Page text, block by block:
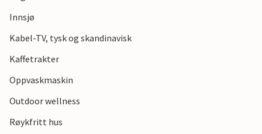
kysten.
Innsjø
Kabel-TV, tysk og skandinavisk
Kaffetrakter
Oppvaskmaskin
Outdoor wellness
Røykfritt hus